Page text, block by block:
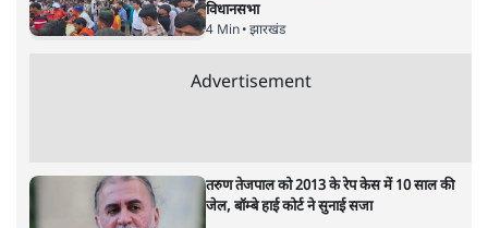
झारखंड के आंदोलनकारी छात्रों ने दबाव बढ़ाया,
सीएम हेमंत सोरेन का इस्तीफा मांगा, 10 को घेरेंगे
4 Min•झारखंड